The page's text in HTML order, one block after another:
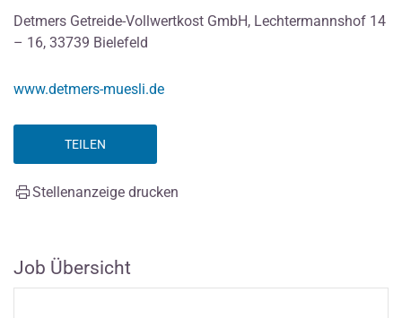
Detmers Getreide-Vollwertkost GmbH, Lechtermannshof 14
– 16, 33739 Bielefeld
www.detmers-muesli.de
TEILEN
Stellenanzeige drucken
Job Übersicht